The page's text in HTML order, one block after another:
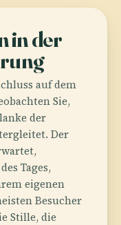
in der
auf dem
Sie,
der
Der
Tages,
eigenen
Besucher
Stille, die